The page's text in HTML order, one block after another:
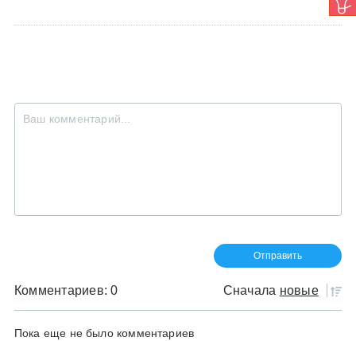
Комментариев: 0 Сначала новые
Пока еще не было комментариев